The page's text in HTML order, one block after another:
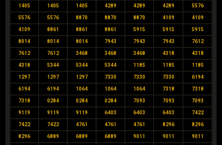
1405 1405 1405 4289 4289 4289 5576
5576 5576 8870 8870 8870 4109 4109
4109 8861 8861 8861 5915 5915 5915
8014 8014 8014 7943 7943 7943 7612
7612 7612 3468 3468 3468 4318 4318
4318 5344 5344 5344 1185 1185 1185
1297 1297 1297 7330 7330 7330 6194
6194 6194 1064 1064 1064 7318 7318
7318 0284 0284 0284 7093 7093 7093
9119 9119 9119 6403 6403 6403 7422
7422 7422 4761 4761 4761 8296 8296
8296 6889 6889 6889 9011 9011 9011